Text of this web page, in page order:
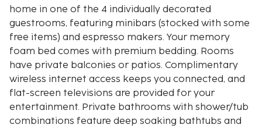
home in one of the 4 individually decorated
guestrooms, featuring minibars (stocked with some
free items) and espresso makers. Your memory
foam bed comes with premium bedding. Rooms
have private balconies or patios. Complimentary
wireless internet access keeps you connected, and
flat-screen televisions are provided for your
entertainment. Private bathrooms with shower/tub
combinations feature deep soaking bathtubs and